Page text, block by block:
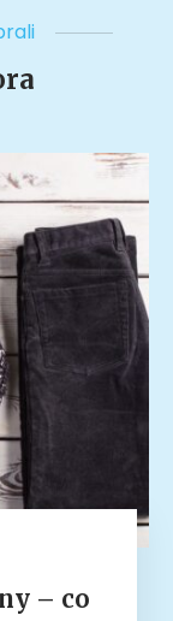
– co